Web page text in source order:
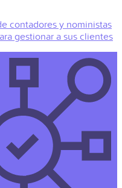
contadores y noministas
gestionar a sus clientes